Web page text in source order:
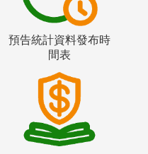
預告統計資料發布時
間表